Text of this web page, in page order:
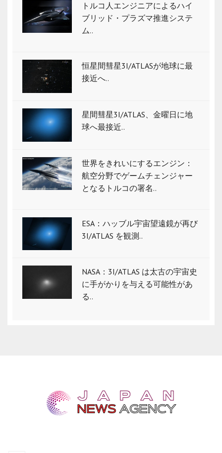
トルコ人エンジニアによるハイ
ブリッド・プラズマ推進システ
ム..
恒星間彗星3I/ATLASが地球に最
接近へ..
星間彗星3I/ATLAS、金曜日に地
球へ最接近..
世界をきれいにするエンジン：
航空分野でゲームチェンジャー
となるトルコの署名..
ESA：ハッブル宇宙望遠鏡が再び
3I/ATLAS を観測..
NASA：3I/ATLAS は太古の宇宙史
に手がかりを与える可能性があ
る..